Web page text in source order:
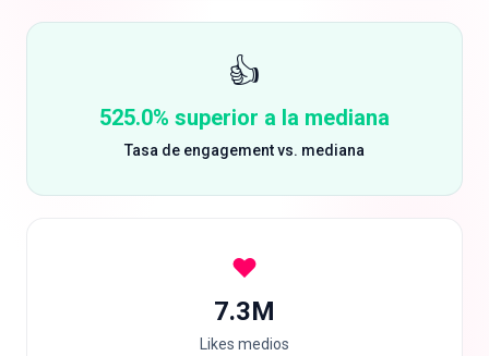
👍
525.0% superior a la mediana
Tasa de engagement vs. mediana
7.3M
Likes medios